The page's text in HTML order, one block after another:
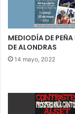
MEDIODÍA DE PEÑA
DE ALONDRAS
14 mayo, 2022